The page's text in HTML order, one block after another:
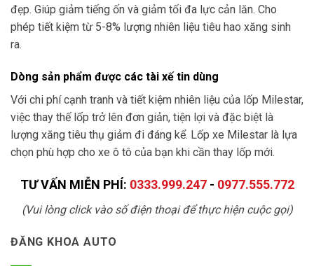
đẹp. Giúp giảm tiếng ốn và giảm tối đa lực cản lăn. Cho
phép tiết kiệm từ 5-8% lượng nhiên liệu tiêu hao xăng sinh
ra.
Dòng sản phẩm được các tài xế tin dùng
Với chi phí cạnh tranh và tiết kiệm nhiên liệu của lốp Milestar,
việc thay thế lốp trở lên đơn giản, tiện lợi và đặc biệt là
lượng xăng tiêu thụ giảm đi đáng kể. Lốp xe Milestar là lựa
chọn phù hợp cho xe ô tô của bạn khi cần thay lốp mới.
TƯ VẤN MIỄN PHÍ: 0333.999.247- 0977.555.772
(Vui lòng click vào số điện thoại để thực hiện cuộc gọi)
ĐĂNG KHOA AUTO